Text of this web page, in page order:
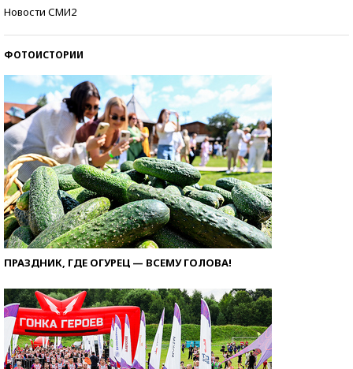
Новости СМИ2
ФОТОИСТОРИИ
ПРАЗДНИК, ГДЕ ОГУРЕЦ — ВСЕМУ ГОЛОВА!